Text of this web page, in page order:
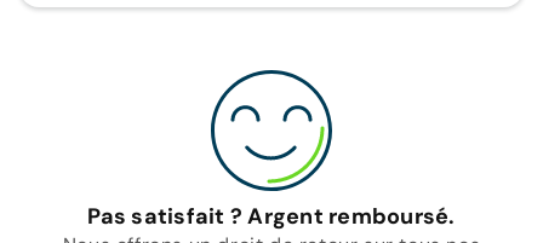
Pas satisfait ? Argent remboursé.